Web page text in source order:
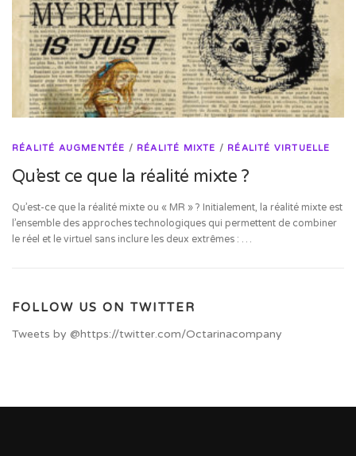
RÉALITÉ AUGMENTÉE / RÉALITÉ MIXTE / RÉALITÉ VIRTUELLE
Qu’est ce que la réalité mixte ?
Qu’est-ce que la réalité mixte ou « MR » ? Initialement, la réalité mixte est
l’ensemble des approches technologiques qui permettent de combiner
le réel et le virtuel sans inclure les deux extrêmes : …
FOLLOW US ON TWITTER
Tweets by @https://twitter.com/Octarinacompany